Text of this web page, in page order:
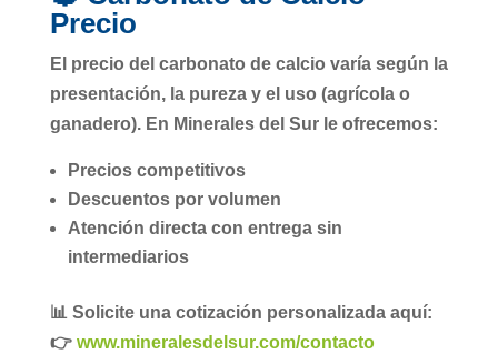
Precio
El precio del carbonato de calcio varía según la
presentación, la pureza y el uso (agrícola o
ganadero). En Minerales del Sur le ofrecemos:
Precios competitivos
Descuentos por volumen
Atención directa con entrega sin
intermediarios
📊 Solicite una cotización personalizada aquí:
👉 www.mineralesdelsur.com/contacto